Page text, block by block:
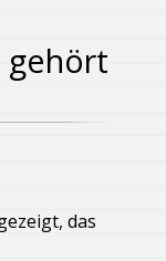
gehört
das